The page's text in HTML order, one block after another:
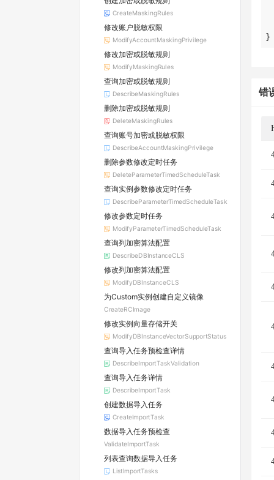
CreateMaskingRules
修改账户脱敏权限
ModifyAccountMaskingPrivilege
修改加密或脱敏规则
ModifyMaskingRules
查询加密或脱敏规则
DescribeMaskingRules
删除加密或脱敏规则
DeleteMaskingRules
查询账号加密或脱敏权限
DescribeAccountMaskingPrivilege
删除参数修改定时任务
DeleteParameterTimedScheduleTask
查询实例参数修改定时任务
DescribeParameterTimedScheduleTask
修改参数定时任务
ModifyParameterTimedScheduleTask
查询列加密算法配置
DescribeDBInstanceCLS
修改列加密算法配置
ModifyDBInstanceCLS
为Custom实例创建自定义镜像
CreateRCImage
修改实例向量存储开关
ModifyDBInstanceVectorSupportStatus
查询导入任务预检查详情
DescribeImportTaskValidation
查询导入任务详情
DescribeImportTask
创建数据导入任务
CreateImportTask
数据导入任务预检查
ValidateImportTask
列表查询数据导入任务
ListImportTasks
}
错